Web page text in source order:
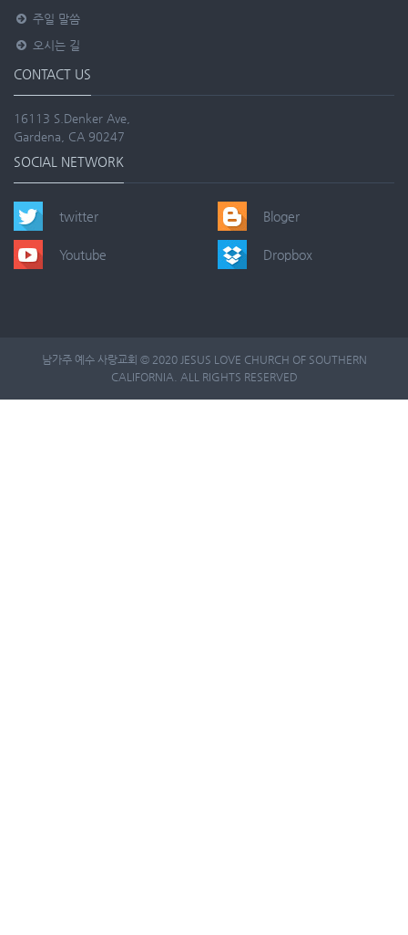
주일 말씀
오시는 길
CONTACT US
16113 S.Denker Ave,
Gardena, CA 90247
SOCIAL NETWORK
twitter
Youtube
Bloger
Dropbox
남가주 예수 사랑교회 © 2020 JESUS LOVE CHURCH OF SOUTHERN
CALIFORNIA. ALL RIGHTS RESERVED